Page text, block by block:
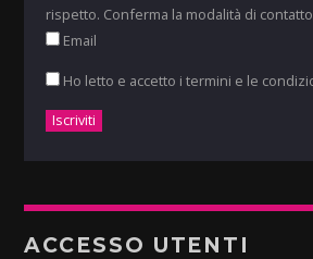
rispetto. Conferma la modalità di
Email
Ho letto e accetto i termini e le
ACCESSO UTENTI